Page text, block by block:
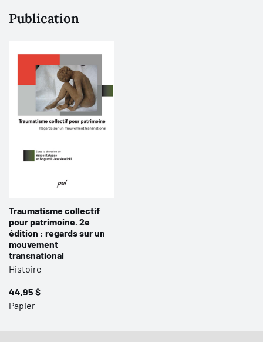
Publication
Traumatisme collectif
pour patrimoine. 2e
édition : regards sur un
mouvement
transnational
Histoire
44,95 $
Papier